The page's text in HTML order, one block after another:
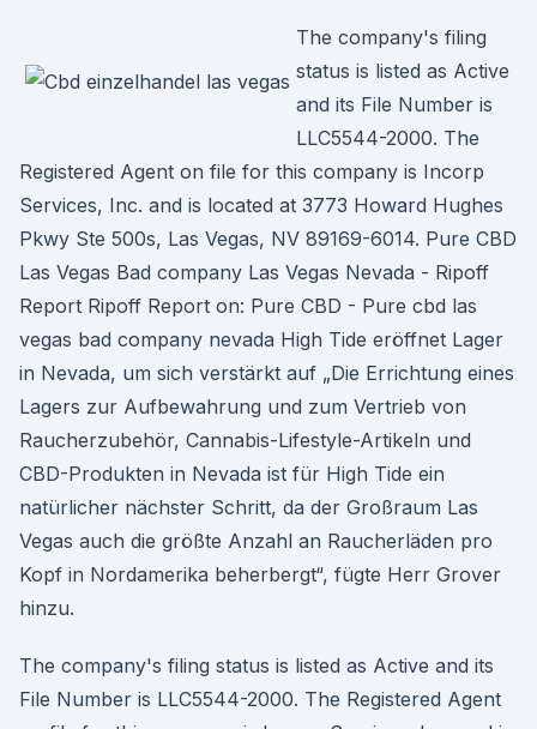
The company's filing
status is listed as Active
and its File Number is
LLC5544-2000. The
Registered Agent on file for this company is Incorp
Services, Inc. and is located at 3773 Howard Hughes
Pkwy Ste 500s, Las Vegas, NV 89169-6014. Pure CBD
Las Vegas Bad company Las Vegas Nevada - Ripoff
Report Ripoff Report on: Pure CBD - Pure cbd las
vegas bad company nevada High Tide eröffnet Lager
in Nevada, um sich verstärkt auf „Die Errichtung eines
Lagers zur Aufbewahrung und zum Vertrieb von
Raucherzubehör, Cannabis-Lifestyle-Artikeln und
CBD-Produkten in Nevada ist für High Tide ein
natürlicher nächster Schritt, da der Großraum Las
Vegas auch die größte Anzahl an Raucherläden pro
Kopf in Nordamerika beherbergt“, fügte Herr Grover
hinzu.
The company's filing status is listed as Active and its
File Number is LLC5544-2000. The Registered Agent